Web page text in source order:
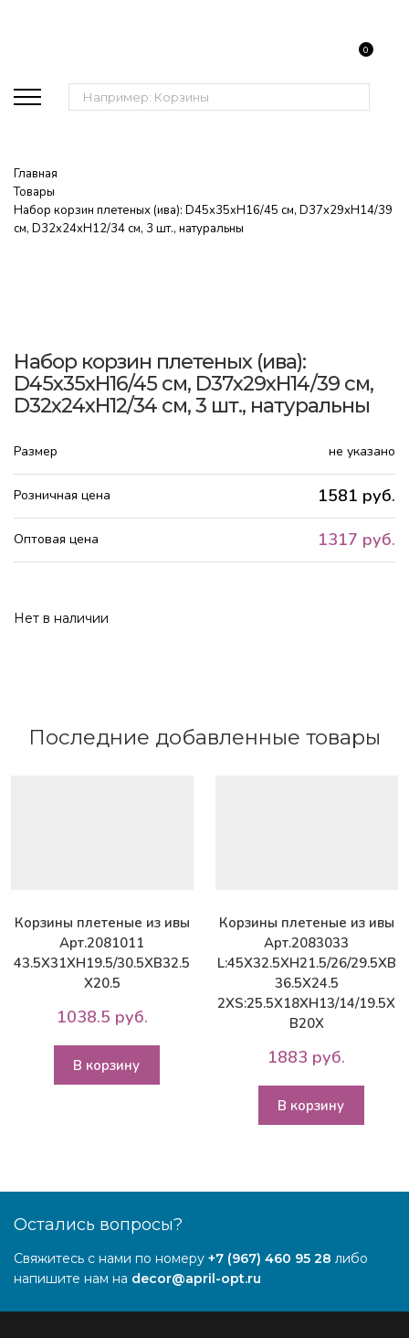
Поиск:
0
Главная
Товары
Набор корзин плетеных (ива): D45x35xH16/45 см, D37x29xH14/39
см, D32x24xH12/34 см, 3 шт., натуральны
Набор корзин плетеных (ива):
D45x35xH16/45 см, D37x29xH14/39 см,
D32x24xH12/34 см, 3 шт., натуральны
Размер не указано
Розничная цена 1581 руб.
Оптовая цена 1317 руб.
Нет в наличии
Последние добавленные товары
Корзины плетеные из ивы
Арт.2081011
43.5X31XH19.5/30.5XB32.5
X20.5
1038.5 руб.
В корзину
Корзины плетеные из ивы
Арт.2083033
L:45X32.5XH21.5/26/29.5XB
36.5X24.5
2XS:25.5X18XH13/14/19.5X
B20X
1883 руб.
В корзину
Остались вопросы?
Свяжитесь с нами по номеру +7 (967) 460 95 28 либо
напишите нам на decor@april-opt.ru